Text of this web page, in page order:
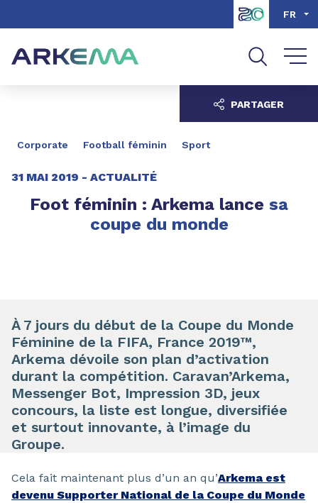
Aller à la recherche
FR
Corporate Football féminin Sport
31 MAI 2019 - ACTUALITÉ
Foot féminin : Arkema lance sa
coupe du monde
PARTAGER
À 7 jours du début de la Coupe du Monde
Féminine de la FIFA, France 2019™,
Arkema dévoile son plan d’activation
durant la compétition. Caravan’Arkema,
Messenger Bot, Impression 3D, jeux
concours, la liste est longue, diversifiée
et surtout innovante, à l’image du
Groupe.
Cela fait maintenant plus d’un an qu’Arkema est
devenu Supporter National de la Coupe du Monde